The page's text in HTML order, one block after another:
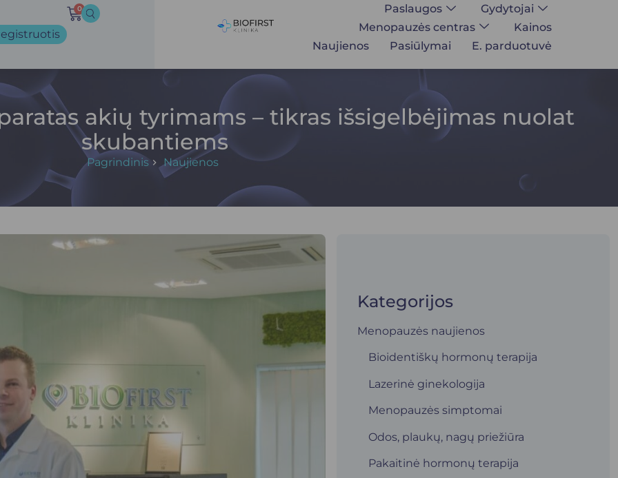
0 Paslaugos
Gydytojai
Menopauzės centras
Kainos
Naujienos
Pasiūlymai E. parduotuvė
akių tyrimams – tikras išsigelbėjimas nuolat
skubantiems
Pagrindinis Naujienos
Kategorijos
Menopauzės naujienos
Bioidentiškų hormonų terapija
Lazerinė ginekologija
Menopauzės simptomai
Odos, plaukų, nagų priežiūra
Pakaitinė hormonų terapija